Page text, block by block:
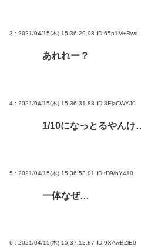
3 : 2021/04/15(木) 15:36:29.98 ID:65p1M+Rwd
あれれー？
4 : 2021/04/15(木) 15:36:31.88 ID:8EjzCWYJ0
1/10になっとるやんけ
5 : 2021/04/15(木) 15:36:53.01 ID:tD9/hY410
一体なぜ…
6 : 2021/04/15(木) 15:37:12.87 ID:9XAwBZlE0